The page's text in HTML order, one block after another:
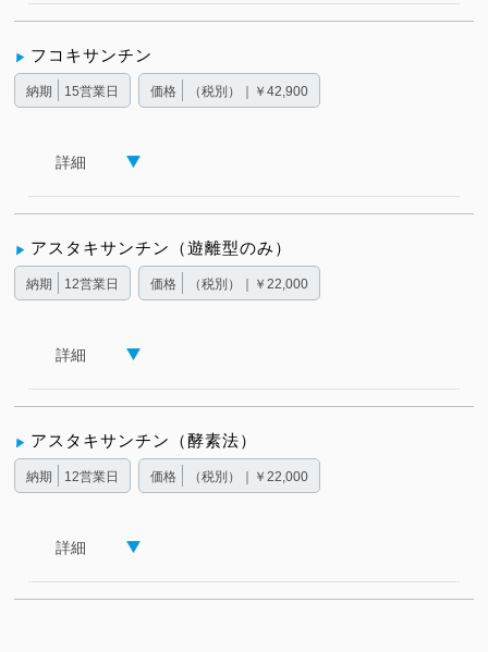
フコキサンチン
納期 15営業日 価格 （税別）｜￥42,900
詳細
アスタキサンチン（遊離型のみ）
納期 12営業日 価格 （税別）｜￥22,000
詳細
アスタキサンチン（酵素法）
納期 12営業日 価格 （税別）｜￥22,000
詳細